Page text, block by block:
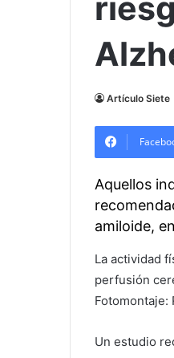
Artículo Siete
Aquellos
amiloide,
La actividad
perfusión
Fotomontaje:
Un estudio